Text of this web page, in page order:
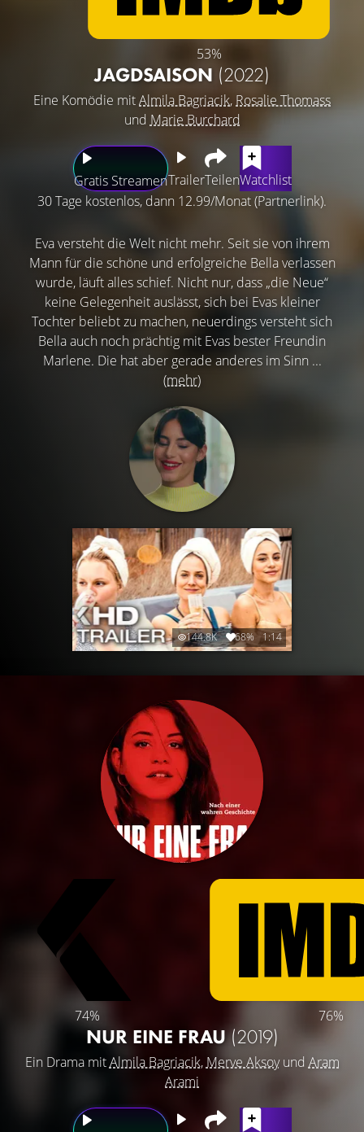
53%
JAGDSAISON (2022)
Eine Komödie mitAlmila Bagriacik, Rosalie Thomass
und Marie Burchard
Gratis StreamenTrailerTeilenWatchlist
30 Tage kostenlos, dann 12.99/Monat (Partnerlink).
Eva versteht die Welt nicht mehr. Seit sie von ihrem
Mann für die schöne und erfolgreiche Bella verlassen
wurde, läuft alles schief. Nicht nur, dass „die Neue“
keine Gelegenheit auslässt, sich bei Evas kleiner
Tochter beliebt zu machen, neuerdings versteht sich
Bella auch noch prächtig mit Evas bester Freundin
Marlene. Die hat aber gerade anderes im Sinn ...
(mehr)
144.8K 68% 1:14
74% 76%
NUR EINE FRAU(2019)
Ein Drama mitAlmila Bagriacik, Merve Aksoyund Aram
Arami